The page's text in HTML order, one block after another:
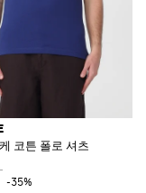
코튼 폴로 셔츠
-35%